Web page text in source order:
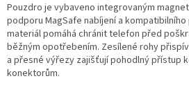
Pouzdro je vybaveno integrovaným
podporu MagSafe nabíjení a
materiál pomáhá chránit telefon před
běžným opotřebením. Zesílené rohy
a přesné výřezy zajišťují pohodlný přístup
konektorům.